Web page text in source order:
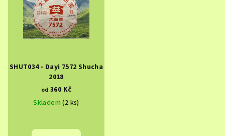
SHUT034 - Dayi 7572 Shucha
2018
od 360 Kč
Skladem(2 ks)